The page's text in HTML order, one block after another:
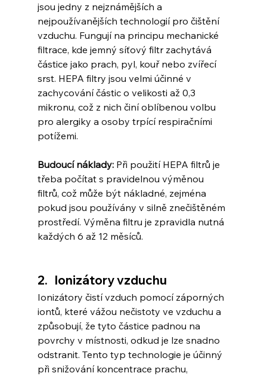
jsou jedny z nejznámějších a
nejpoužívanějších technologií pro čištění
vzduchu. Fungují na principu mechanické
filtrace, kde jemný síťový filtr zachytává
částice jako prach, pyl, kouř nebo zvířecí
srst. HEPA filtry jsou velmi účinné v
zachycování částic o velikosti až 0,3
mikronu, což z nich činí oblíbenou volbu
pro alergiky a osoby trpící respiračními
potížemi.
Budoucí náklady: Při použití HEPA filtrů je
třeba počítat s pravidelnou výměnou
filtrů, což může být nákladné, zejména
pokud jsou používány v silně znečištěném
prostředí. Výměna filtru je zpravidla nutná
každých 6 až 12 měsíců.
2.   Ionizátory vzduchu
Ionizátory čistí vzduch pomocí záporných
iontů, které vážou nečistoty ve vzduchu a
způsobují, že tyto částice padnou na
povrchy v místnosti, odkud je lze snadno
odstranit. Tento typ technologie je účinný
při snižování koncentrace prachu,